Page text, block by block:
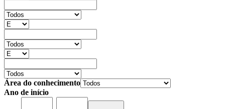
Área do conhecimento
Ano de início